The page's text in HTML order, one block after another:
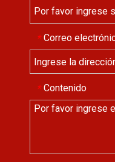
* Correo
* Contenido